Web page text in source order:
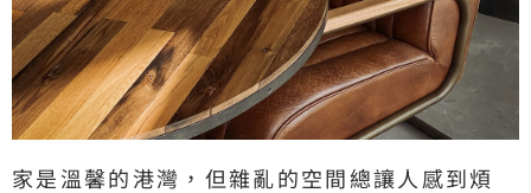
家是溫馨的港灣，但雜亂的空間總讓人感到煩